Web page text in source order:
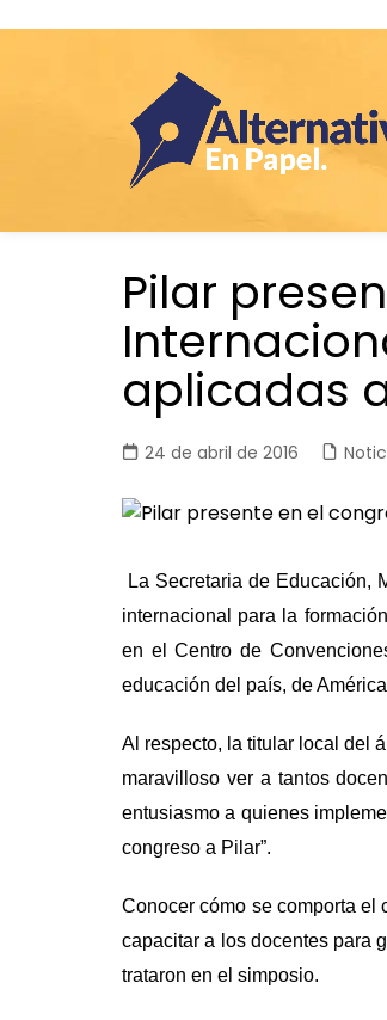
Pilar
aplicadas
24 de abril de 2016
La Secretaria de Educación,
internacional para la
en el Centro de
educación del país, de
Al respecto, la titular local del
maravilloso ver a tantos
entusiasmo a quienes
congreso a Pilar”.
Conocer cómo se comporta el
capacitar a los docentes para
trataron en el simposio.